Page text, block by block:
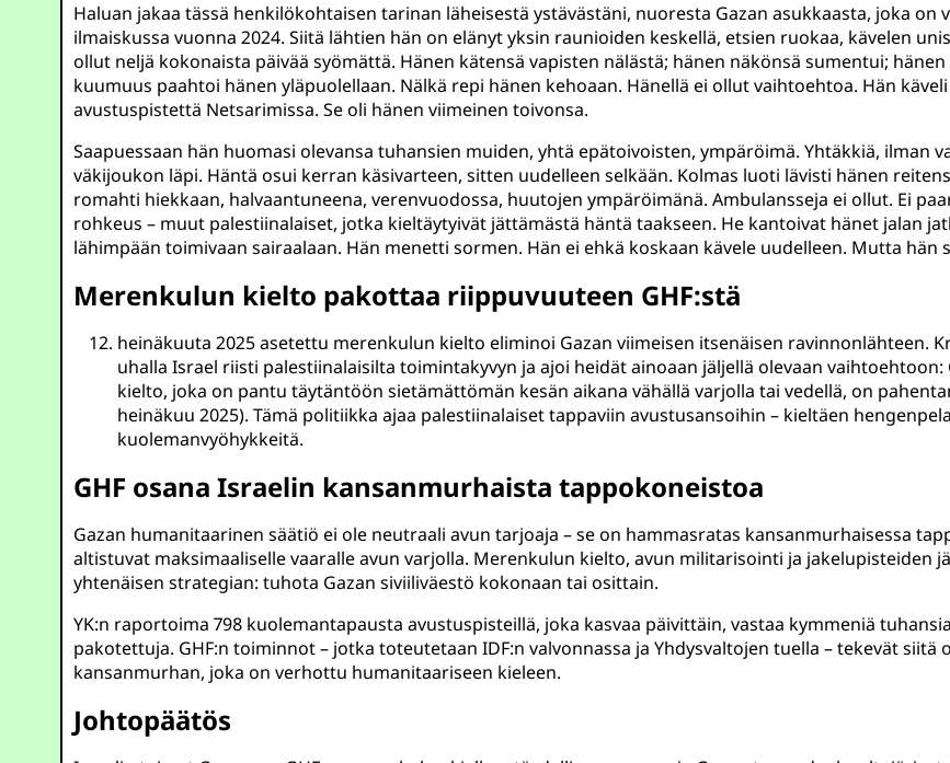
Haluan jakaa tässä henkilökohtaisen tarinan läheisestä ystävästäni, nuoresta Gazan asukkaasta, joka
ilmaiskussa vuonna 2024. Siitä lähtien hän on elänyt yksin raunioiden keskellä, etsien ruokaa, kävelen
ollut neljä kokonaista päivää syömättä. Hänen kätensä vapisten nälästä; hänen näkönsä sumentui;
kuumuus paahtoi hänen yläpuolellaan. Nälkä repi hänen kehoaan. Hänellä ei ollut vaihtoehtoa. Hän
avustuspistettä Netsarimissa. Se oli hänen viimeinen toivonsa.
Saapuessaan hän huomasi olevansa tuhansien muiden, yhtä epätoivoisten, ympäröimä. Yhtäkkiä, ilman
väkijoukon läpi. Häntä osui kerran käsivarteen, sitten uudelleen selkään. Kolmas luoti lävisti hänen
romahti hiekkaan, halvaantuneena, verenvuodossa, huutojen ympäröimänä. Ambulansseja ei ollut. Ei
rohkeus – muut palestiinalaiset, jotka kieltäytyivät jättämästä häntä taakseen. He kantoivat hänet jalan
lähimpään toimivaan sairaalaan. Hän menetti sormen. Hän ei ehkä koskaan kävele uudelleen. Mutta hän
Merenkulun kielto pakottaa riippuvuuteen GHF:stä
heinäkuuta 2025 asetettu merenkulun kielto eliminoi Gazan viimeisen itsenäisen ravinnonlähteen.
uhalla Israel riisti palestiinalaisilta toimintakyvyn ja ajoi heidät ainoaan jäljellä olevaan
kielto, joka on pantu täytäntöön sietämättömän kesän aikana vähällä varjolla tai vedellä, on
heinäkuu 2025). Tämä politiikka ajaa palestiinalaiset tappaviin avustusansoihin – kieltäen
kuolemanvyöhykkeitä.
GHF osana Israelin kansanmurhaista tappokoneistoa
Gazan humanitaarinen säätiö ei ole neutraali avun tarjoaja – se on hammasratas kansanmurhaisessa
altistuvat maksimaaliselle vaaralle avun varjolla. Merenkulun kielto, avun militarisointi ja jakelupisteiden
yhtenäisen strategian: tuhota Gazan siviiliväestö kokonaan tai osittain.
YK:n raportoima 798 kuolemantapausta avustuspisteillä, joka kasvaa päivittäin, vastaa kymmeniä
pakotettuja. GHF:n toiminnot – jotka toteutetaan IDF:n valvonnassa ja Yhdysvaltojen tuella – tekevät
kansanmurhan, joka on verhottu humanitaariseen kieleen.
Johtopäätös